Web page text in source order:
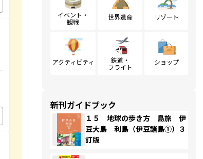
イベント・
観戦
世界遺産 リゾート
アクティビティ
鉄道・
フライト
ショップ
新刊ガイドブック
１５ 地球の歩き方 島旅 伊
豆大島 利島（伊豆諸島①）３
訂版